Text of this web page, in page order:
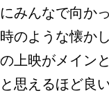
みんなで向か
のような懐か
上映がメイン
思えるほど良